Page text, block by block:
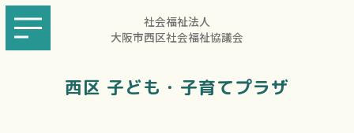
社会福祉法人
大阪市西区社会福祉協議会
西区 子ども・子育てプラザ